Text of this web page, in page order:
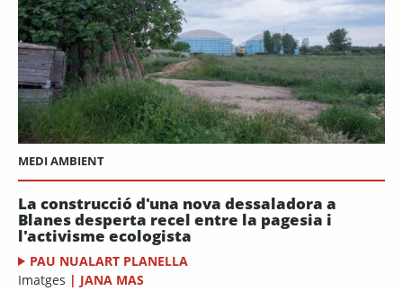
MEDI AMBIENT
La construcció d'una nova dessaladora a
Blanes desperta recel entre la pagesia i
l'activisme ecologista
PAU NUALART PLANELLA
Imatges | JANA MAS